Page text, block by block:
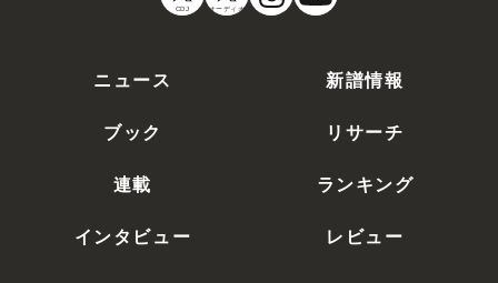
CDJ オーディオ
ニュース
新譜情報
ブック
リサーチ
連載
ランキング
インタビュー
レビュー